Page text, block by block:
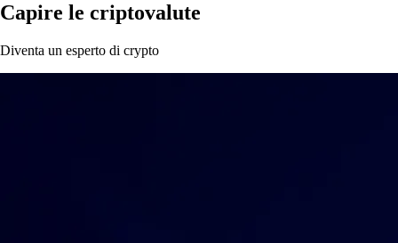
Capire le criptovalute
Diventa un esperto di crypto